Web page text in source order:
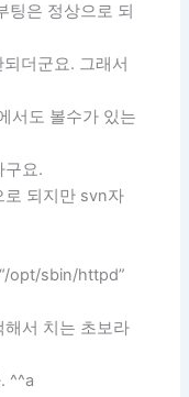
팅은 정상으로 되
더군요. 그래서
서도 볼수가 있는
구요.
로 되지만 svn자
opt/sbin/httpd”
서 치는 초보라
^^a